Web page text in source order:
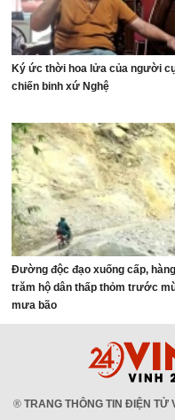
Ký ức thời hoa lửa của người
chiến binh xứ Nghệ
Đường độc đạo xuống cấp, hàng
trăm hộ dân thấp thỏm trước
mưa bão
® TRANG THÔNG TIN ĐIỆN TỬ